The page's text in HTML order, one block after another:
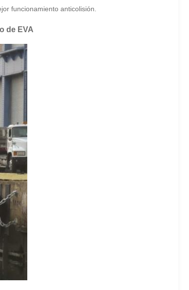
funcionamiento anticolisión.
de EVA